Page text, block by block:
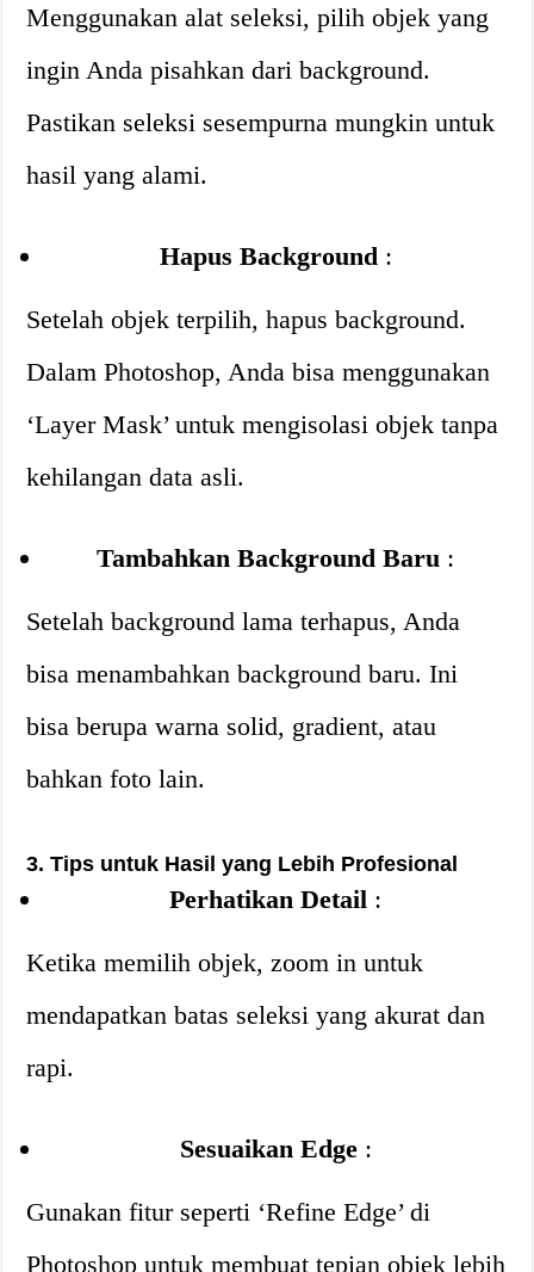
Menggunakan alat seleksi, pilih objek yang
ingin Anda pisahkan dari background.
Pastikan seleksi sesempurna mungkin untuk
hasil yang alami.
Hapus Background :
Setelah objek terpilih, hapus background.
Dalam Photoshop, Anda bisa menggunakan
‘Layer Mask’ untuk mengisolasi objek tanpa
kehilangan data asli.
Tambahkan Background Baru :
Setelah background lama terhapus, Anda
bisa menambahkan background baru. Ini
bisa berupa warna solid, gradient, atau
bahkan foto lain.
3. Tips untuk Hasil yang Lebih Profesional
Perhatikan Detail :
Ketika memilih objek, zoom in untuk
mendapatkan batas seleksi yang akurat dan
rapi.
Sesuaikan Edge :
Gunakan fitur seperti ‘Refine Edge’ di
Photoshop untuk membuat tepian objek lebih